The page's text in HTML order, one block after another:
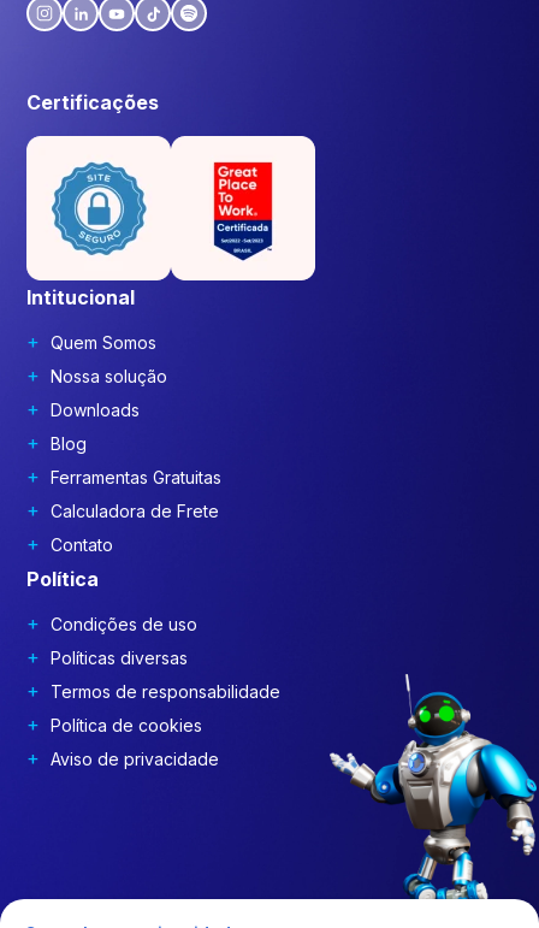
Intitucional
Quem Somos
Nossa solução
Downloads
Blog
Ferramentas Gratuitas
Calculadora de Frete
Contato
Política
Condições de uso
Políticas diversas
Termos de responsabilidade
Política de cookies
Aviso de privacidade
Certificações